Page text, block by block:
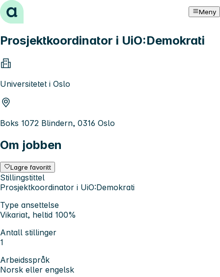
Hopp til innhold Meny
Prosjektkoordinator i UiO:Demokrati
Universitetet i Oslo
Boks 1072 Blindern, 0316 Oslo
Om jobben
Lagre favoritt
Stillingstittel
Prosjektkoordinator i UiO:Demokrati
Type ansettelse
Vikariat, heltid 100%
Antall stillinger
1
Arbeidsspråk
Norsk eller engelsk